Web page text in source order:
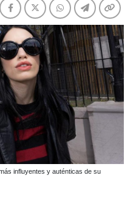
influyentes y auténticas de su